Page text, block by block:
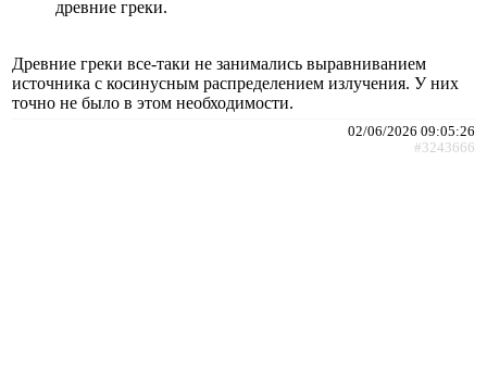
древние греки.
Древние греки все-таки не занимались выравниванием
источника с косинусным распределением излучения. У них
точно не было в этом необходимости.
02/06/2026 09:05:26
#3243666